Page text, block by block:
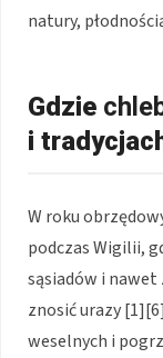
natury,
Gdzie
i
W roku
podczas Wigilii,
sąsiadów i
znosić urazy
weselnych i